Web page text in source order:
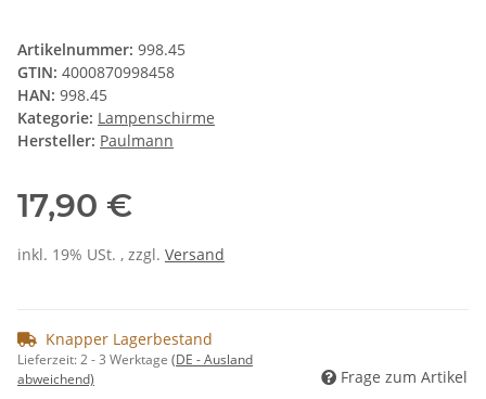
Artikelnummer: 998.45
GTIN: 4000870998458
HAN: 998.45
Kategorie: Lampenschirme
Hersteller: Paulmann
17,90 €
inkl. 19% USt. , zzgl. Versand
Knapper Lagerbestand
Lieferzeit:2 - 3 Werktage (DE - Ausland
abweichend)
Frage zum Artikel